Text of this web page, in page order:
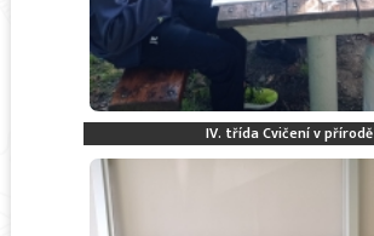
IV. třída Cvičení v přírodě